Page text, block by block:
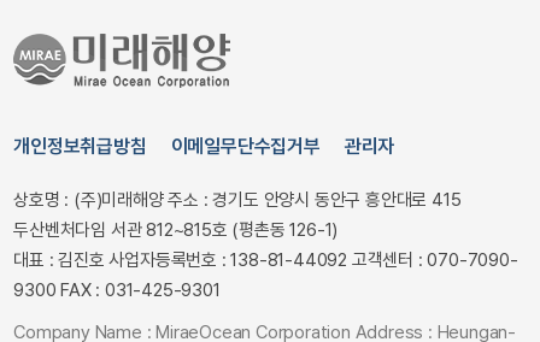
개인정보취급방침 이메일무단수집거부 관리자
상호명 : (주)미래해양 주소 : 경기도 안양시 동안구 흥안대로 415
두산벤처다임 서관 812~815호 (평촌동 126-1)
대표 : 김진호 사업자등록번호 : 138-81-44092 고객센터 : 070-7090-
9300 FAX : 031-425-9301
Company Name : MiraeOcean Corporation Address : Heungan-